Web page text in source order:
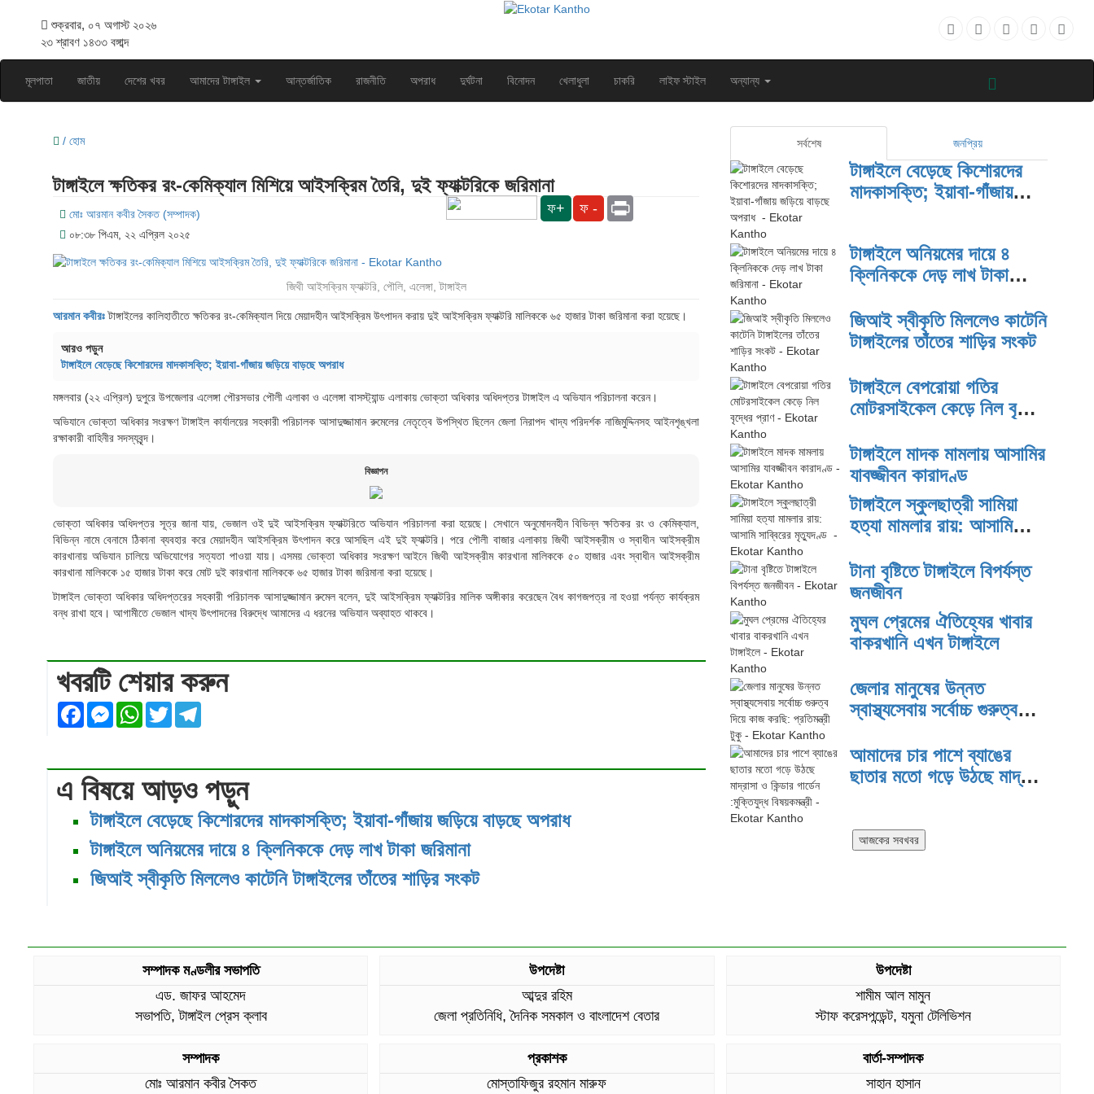
শুক্রবার, ০৭ অগাস্ট ২০২৬
২৩ শ্রাবণ ১৪৩৩ বঙ্গাব্দ
মূলপাতা জাতীয় দেশের খবর আমাদের টাঙ্গাইল আন্তর্জাতিক রাজনীতি অপরাধ দুর্ঘটনা বিনোদন খেলাধুলা চাকরি লাইফ স্টাইল অন্যান্য
/ হোম
টাঙ্গাইলে ক্ষতিকর রং-কেমিক্যাল মিশিয়ে আইসক্রিম তৈরি, দুই ফ্যাক্টরিকে জরিমানা
মোঃ আরমান কবীর সৈকত (সম্পাদক)
০৮:৩৮ পিএম, ২২ এপ্রিল ২০২৫
ফ+ ফ - Print
জিথী আইসক্রিম ফ্যাক্টরি, পৌলি, এলেঙ্গা, টাঙ্গাইল
আরমান কবীরঃটাঙ্গাইলের কালিহাতীতে ক্ষতিকর রং-কেমিক্যাল দিয়ে মেয়াদহীন আইসক্রিম উৎপাদন করায় দুই আইসক্রিম ফ্যাক্টরি মালিককে ৬৫ হাজার টাকা জরিমানা করা হয়েছে।
আরও পড়ুন
টাঙ্গাইলে বেড়েছে কিশোরদের মাদকাসক্তি; ইয়াবা-গাঁজায় জড়িয়ে বাড়ছে অপরাধ
মঙ্গলবার (২২ এপ্রিল) দুপুরে উপজেলার এলেঙ্গা পৌরসভার পৌলী এলাকা ও এলেঙ্গা বাসস্ট্যান্ড এলাকায় ভোক্তা অধিকার অধিদপ্তর টাঙ্গাইল এ অভিযান পরিচালনা করেন।
অভিযানে ভোক্তা অধিকার সংরক্ষণ টাঙ্গাইল কার্যালয়ের সহকারী পরিচালক আসাদুজ্জামান রুমেলের নেতৃত্বে উপস্থিত ছিলেন জেলা নিরাপদ খাদ্য পরিদর্শক নাজিমুদ্দিনসহ আইনশৃঙ্খলা
রক্ষাকারী বাহিনীর সদস্যবৃন্দ।
বিজ্ঞাপন
ভোক্তা অধিকার অধিদপ্তর সূত্র জানা যায়, ভেজাল ওই দুই আইসক্রিম ফ্যাক্টরিতে অভিযান পরিচালনা করা হয়েছে। সেখানে অনুমোদনহীন বিভিন্ন ক্ষতিকর রং ও কেমিক্যাল,
বিভিন্ন নামে বেনামে ঠিকানা ব্যবহার করে মেয়াদহীন আইসক্রিম উৎপাদন করে আসছিল এই দুই ফ্যাক্টরি। পরে পৌলী বাজার এলাকায় জিথী আইসক্রীম ও স্বাধীন আইসক্রীম
কারখানায় অভিযান চালিয়ে অভিযোগের সত্যতা পাওয়া যায়। এসময় ভোক্তা অধিকার সংরক্ষণ আইনে জিথী আইসক্রীম কারখানা মালিককে ৫০ হাজার এবং স্বাধীন আইসক্রীম
কারখানা মালিককে ১৫ হাজার টাকা করে মোট দুই কারখানা মালিককে ৬৫ হাজার টাকা জরিমানা করা হয়েছে।
টাঙ্গাইল ভোক্তা অধিকার অধিদপ্তরের সহকারী পরিচালক আসাদুজ্জামান রুমেল বলেন, দুই আইসক্রিম ফ্যাক্টরির মালিক অঙ্গীকার করেছেন বৈধ কাগজপত্র না হওয়া পর্যন্ত কার্যক্রম
বন্ধ রাখা হবে। আগামীতে ভেজাল খাদ্য উৎপাদনের বিরুদ্ধে আমাদের এ ধরনের অভিযান অব্যাহত থাকবে।
খবরটি শেয়ার করুন
FacebookMessenger
WhatsApp
Twitter
এ বিষয়ে আড়ও পড়ুন
টাঙ্গাইলে বেড়েছে কিশোরদের মাদকাসক্তি; ইয়াবা-গাঁজায় জড়িয়ে বাড়ছে অপরাধ
টাঙ্গাইলে অনিয়মের দায়ে ৪ ক্লিনিককে দেড় লাখ টাকা জরিমানা
জিআই স্বীকৃতি মিললেও কাটেনি টাঙ্গাইলের তাঁতের শাড়ির সংকট
সর্বশেষ জনপ্রিয়
টাঙ্গাইলে বেড়েছে কিশোরদের
মাদকাসক্তি; ইয়াবা-গাঁজায়
টাঙ্গাইলে অনিয়মের দায়ে ৪
ক্লিনিককে দেড় লাখ টাকা
জিআই স্বীকৃতি মিললেও কাটেনি
টাঙ্গাইলের তাঁতের শাড়ির সংকট
টাঙ্গাইলে বেপরোয়া গতির
মোটরসাইকেল কেড়ে নিল বৃদ্ধের
টাঙ্গাইলে মাদক মামলায় আসামির
যাবজ্জীবন কারাদণ্ড
টাঙ্গাইলে স্কুলছাত্রী সামিয়া
হত্যা মামলার রায়: আসামি
টানা বৃষ্টিতে টাঙ্গাইলে বিপর্যস্ত
জনজীবন
মুঘল প্রেমের ঐতিহ্যের খাবার
বাকরখানি এখন টাঙ্গাইলে
জেলার মানুষের উন্নত
স্বাস্থ্যসেবায় সর্বোচ্চ গুরুত্ব
আমাদের চার পাশে ব্যাঙের
ছাতার মতো গড়ে উঠছে মাদ্রাসা
সম্পাদক মণ্ডলীর সভাপতি
এড. জাফর আহমেদ
সভাপতি, টাঙ্গাইল প্রেস ক্লাব
উপদেষ্টা
আব্দুর রহিম
জেলা প্রতিনিধি, দৈনিক সমকাল ও বাংলাদেশ বেতার
উপদেষ্টা
শামীম আল মামুন
স্টাফ করেসপন্ডেন্ট, যমুনা টেলিভিশন
সম্পাদক
মোঃ আরমান কবীর সৈকত
প্রকাশক
মোস্তাফিজুর রহমান মারুফ
বার্তা-সম্পাদক
সাহান হাসান